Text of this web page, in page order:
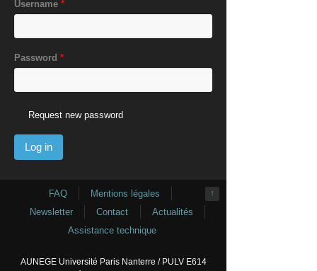
Username *
Password *
Request new password
↑
FAQ
Mentions légales
Newsletter
Contact
Actualités
Assistance technique
AUNEGE Université Paris Nanterre / PULV E614